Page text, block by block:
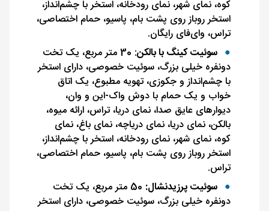
کوه، نمای شهر، نمای رودخانه، استخر با چشم‌انداز،
استخر روباز روی پشت بام، پاسیو، حمام اختصاصی،
تراس، وای‌فای رایگان.
سوئیت کینگ با بالکن
: 30 متر مربع، یک تخت
دونفره خیلی بزرگ، سوئیت خصوصی، دارای استخر
با چشم‌انداز و جکوزی، تهویه مطبوع، یک اتاق
خواب و یک حمام با دوش واک-این و وان،
دیوارهای عایق صدا، نمای دریا، تراس، ارائه میوه،
بالکن، نمای دریا، نمای دریاچه، نمای باغ، نمای
کوه، نمای شهر، نمای رودخانه، استخر با چشم‌انداز،
استخر روباز روی پشت بام، پاسیو، حمام اختصاصی،
تراس.
سوئیت پرزیدنشال:
50 متر مربع، یک تخت
دونفره خیلی بزرگ، سوئیت خصوصی، دارای استخر